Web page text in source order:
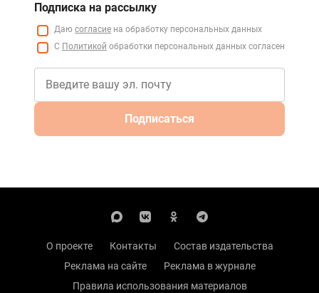
Подписка на рассылку
Даю согласие на обработку персональных данных
С Политикой обработки персональных данных согласен
Подписаться
О проекте Контакты
Состав издательства
Реклама на сайте
Реклама в журнале
Правила использования материалов